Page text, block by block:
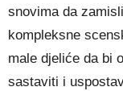
snovima da
kompleksne
male djeliće da bi
sastaviti i